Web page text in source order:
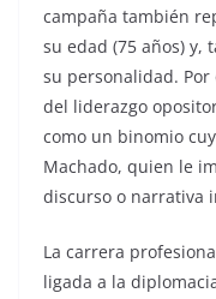
campaña también
su edad (75 años) y,
su personalidad.
del liderazgo
como un binomio
Machado, quien le
discurso o narrativa
La carrera
ligada a la